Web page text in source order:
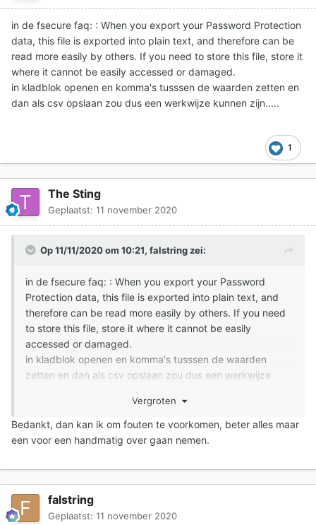
in de fsecure faq: : When you export your Password Protection
data, this file is exported into plain text, and therefore can be
read more easily by others. If you need to store this file, store it
where it cannot be easily accessed or damaged.
in kladblok openen en komma's tusssen de waarden zetten en
dan als csv opslaan zou dus een werkwijze kunnen zijn.....
1
The Sting
Geplaatst: 11 november 2020
Op 11/11/2020 om 10:21, falstringzei:
in de fsecure faq: : When you export your Password
Protection data, this file is exported into plain text, and
therefore can be read more easily by others. If you need
to store this file, store it where it cannot be easily
accessed or damaged.
in kladblok openen en komma's tusssen de waarden
zetten en dan als csv opslaan zou dus een werkwijze
Vergroten
Bedankt, dan kan ik om fouten te voorkomen, beter alles maar
een voor een handmatig over gaan nemen.
falstring
Geplaatst: 11 november 2020